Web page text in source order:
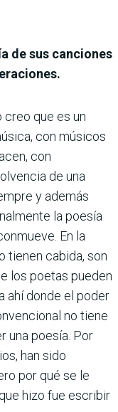
de sus canciones
creo que es un
con músicos
con
de una
y además
la poesía
En la
tienen cabida, son
los poetas pueden
ahí donde el poder
no tiene
una poesía. Por
han sido
por qué se le
hizo fue escribir